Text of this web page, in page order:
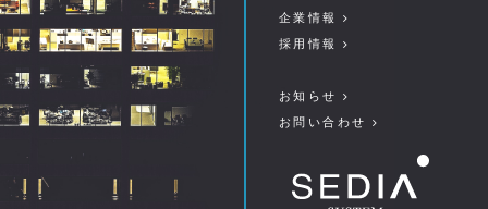
企業情報
採用情報
お知らせ
お問い合わせ